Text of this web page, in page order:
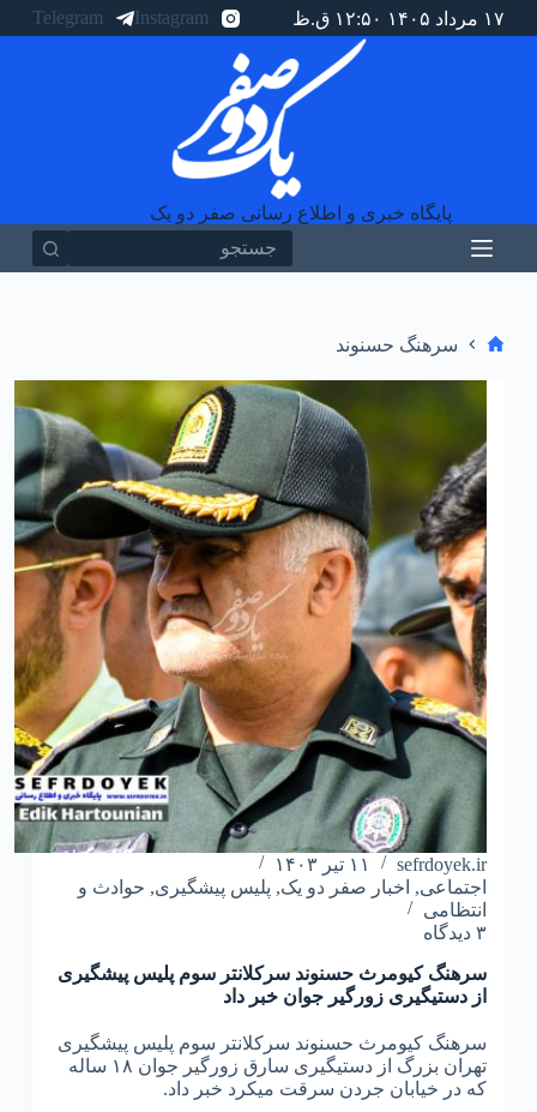
ا
۱۷ مرداد ۱۴۰۵ ۱۲:۵۰ ق.ظ Instagram
Telegram
پایگاه خبری و اطلاع رسانی صفر دو یک
سرهنگ حسنوند
sefrdoyek.ir
۱۱ تیر ۱۴۰۳
اجتماعی, اخبار صفر دو یک, پلیس پیشگیری, حوادث و
انتظامی
۳ دیدگاه
سرهنگ کیومرث حسنوند سرکلانتر سوم پلیس پیشگیری
از دستیگیری زورگیر جوان خبر داد
سرهنگ کیومرث حسنوند سرکلانتر سوم پلیس پیشگیری
تهران بزرگ از دستیگیری سارق زورگیر جوان ۱۸ ساله
که در خیابان جردن سرقت میکرد خبر داد.